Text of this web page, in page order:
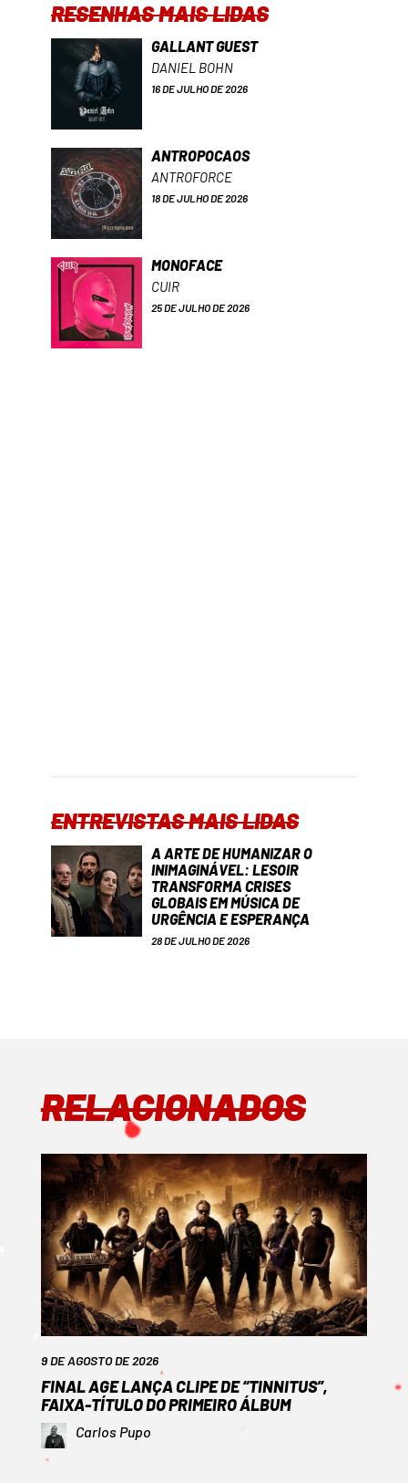
RESENHAS MAIS LIDAS
GALLANT GUEST
DANIEL BOHN
16 DE JULHO DE 2026
ANTROPOCAOS
ANTROFORCE
18 DE JULHO DE 2026
MONOFACE
CUIR
25 DE JULHO DE 2026
ENTREVISTAS MAIS LIDAS
A ARTE DE HUMANIZAR O
INIMAGINÁVEL: LESOIR
TRANSFORMA CRISES
GLOBAIS EM MÚSICA DE
URGÊNCIA E ESPERANÇA
28 DE JULHO DE 2026
RELACIONADOS
9 DE AGOSTO DE 2026
FINAL AGE LANÇA CLIPE DE “TINNITUS”,
FAIXA-TÍTULO DO PRIMEIRO ÁLBUM
Carlos Pupo